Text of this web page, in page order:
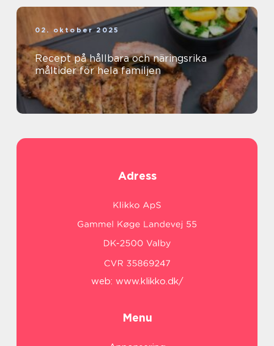
02. oktober 2025
Recept på hållbara och näringsrika
måltider för hela familjen
Adress
web: www.klikko.dk/
Menu